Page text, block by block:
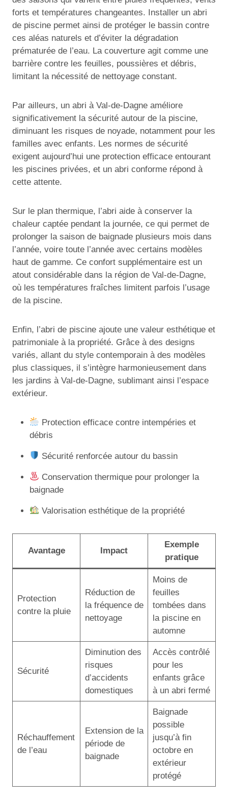
forts et températures changeantes. Installer un abri
de piscine permet ainsi de protéger le bassin contre
ces aléas naturels et d’éviter la dégradation
prématurée de l’eau. La couverture agit comme une
barrière contre les feuilles, poussières et débris,
limitant la nécessité de nettoyage constant.
Par ailleurs, un abri à Val-de-Dagne améliore
significativement la sécurité autour de la piscine,
diminuant les risques de noyade, notamment pour les
familles avec enfants. Les normes de sécurité
exigent aujourd’hui une protection efficace entourant
les piscines privées, et un abri conforme répond à
cette attente.
Sur le plan thermique, l’abri aide à conserver la
chaleur captée pendant la journée, ce qui permet de
prolonger la saison de baignade plusieurs mois dans
l’année, voire toute l’année avec certains modèles
haut de gamme. Ce confort supplémentaire est un
atout considérable dans la région de Val-de-Dagne,
où les températures fraîches limitent parfois l’usage
de la piscine.
Enfin, l’abri de piscine ajoute une valeur esthétique et
patrimoniale à la propriété. Grâce à des designs
variés, allant du style contemporain à des modèles
plus classiques, il s’intègre harmonieusement dans
les jardins à Val-de-Dagne, sublimant ainsi l’espace
extérieur.
Protection efficace contre intempéries et
débris
Sécurité renforcée autour du bassin
Conservation thermique pour prolonger la
baignade
Valorisation esthétique de la propriété
Avantage Impact
Exemple
pratique
Protection
contre la pluie
Réduction de
la fréquence de
nettoyage
Moins de
feuilles
tombées dans
la piscine en
automne
Sécurité
Diminution des
risques
d’accidents
domestiques
Accès contrôlé
pour les
enfants grâce
à un abri fermé
Réchauffement
de l’eau
Extension de la
période de
baignade
Baignade
possible
jusqu’à fin
octobre en
extérieur
protégé